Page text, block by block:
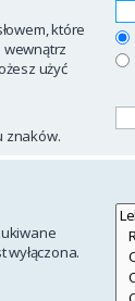
które
wewnątrz
użyć
znaków.